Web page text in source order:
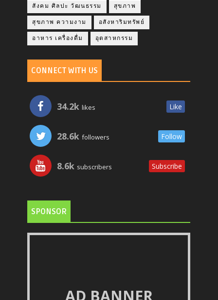
สังคม ศิลปะ วัฒนธรรม สุขภาพ
สุขภาพ ความงาม อสังหาริมทรัพย์
อาหาร เครื่องดื่ม อุตสาหกรรม
CONNECT WITH US
34.2k likes Like
28.6k followers Follow
8.6k subscribers Subscribe
SPONSOR